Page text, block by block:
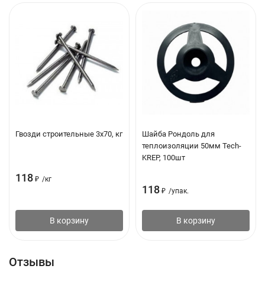
Гвозди строительные 3х70, кг
118 ₽ /кг
В корзину
Шайба Рондоль для
теплоизоляции 50мм Tech-
KREP, 100шт
118 ₽ /упак.
В корзину
Отзывы